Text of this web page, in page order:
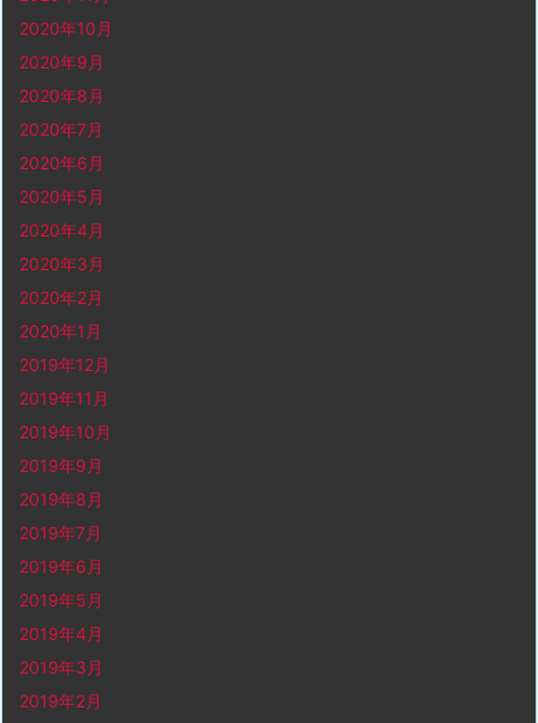
2020年10月
2020年9月
2020年8月
2020年7月
2020年6月
2020年5月
2020年4月
2020年3月
2020年2月
2020年1月
2019年12月
2019年11月
2019年10月
2019年9月
2019年8月
2019年7月
2019年6月
2019年5月
2019年4月
2019年3月
2019年2月